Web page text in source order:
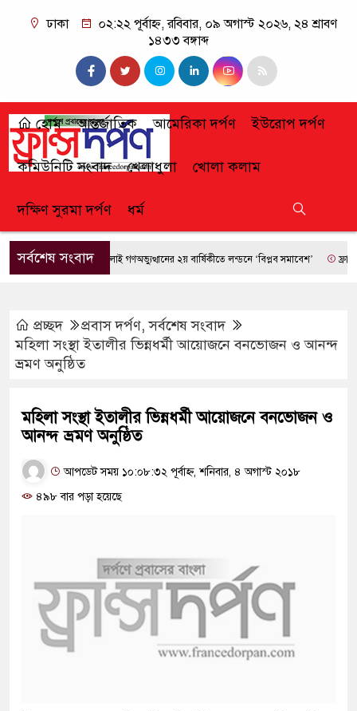
ঢাকা
০২:২২ পূর্বাহ্ন, রবিবার, ০৯ অগাস্ট ২০২৬, ২৪ শ্রাবণ
১৪৩৩ বঙ্গাব্দ
হোম আন্তর্জাতিক আমেরিকা দর্পণ ইউরোপ দর্পণ
কমিউনিটি সংবাদ খেলাধুলা খোলা কলাম
দক্ষিণ সুরমা দর্পণ ধর্ম
সর্বশেষ সংবাদজুলাই গণঅভ্যুত্থানের ২য় বার্ষিকীতে লন্ডনে ‘বিপ্লব সমাবেশ’ ফ্রান্সে
প্রচ্ছদ প্রবাস দর্পণ,সর্বশেষ সংবাদ
মহিলা সংস্থা ইতালীর ভিন্নধর্মী আয়োজনে বনভোজন ও আনন্দ
ভ্রমণ অনুষ্ঠিত
মহিলা সংস্থা ইতালীর ভিন্নধর্মী আয়োজনে বনভোজন ও
আনন্দ ভ্রমণ অনুষ্ঠিত
আপডেট সময় ১০:০৮:৩২ পূর্বাহ্ন, শনিবার, ৪ অগাস্ট ২০১৮
৪৯৮ বার পড়া হয়েছে